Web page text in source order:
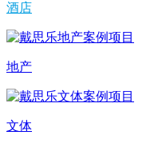
酒店
地产
文体